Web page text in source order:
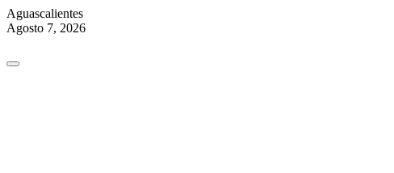
Aguascalientes
Agosto 7, 2026
content